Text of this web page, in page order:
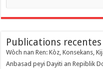
Publications recentes
Wòch nan Ren: Kòz, Konsekans,
Anbasad peyi Dayiti an Repiblik